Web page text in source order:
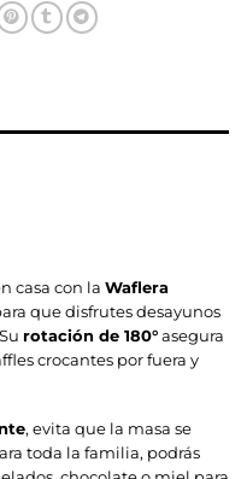
casa con la Waflera
que disfrutes desayunos
rotación de 180° asegura
crocantes por fuera y
, evita que la masa se
toda la familia, podrás